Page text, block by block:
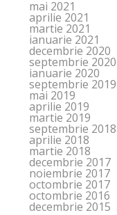
mai 2021
aprilie 2021
martie 2021
ianuarie 2021
decembrie 2020
septembrie 2020
ianuarie 2020
septembrie 2019
mai 2019
aprilie 2019
martie 2019
septembrie 2018
aprilie 2018
martie 2018
decembrie 2017
noiembrie 2017
octombrie 2017
octombrie 2016
decembrie 2015